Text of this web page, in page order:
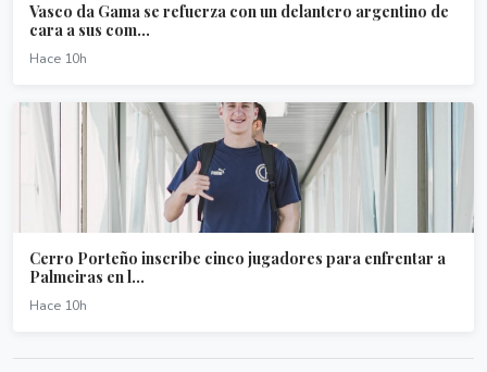
Vasco da Gama se refuerza con un delantero argentino de
cara a sus com...
Hace 10h
Cerro Porteño inscribe cinco jugadores para enfrentar a
Palmeiras en l...
Hace 10h